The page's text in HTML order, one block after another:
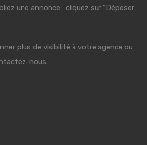
une annonce : cliquez sur "Déposer
plus de visibilité à votre agence ou
nous.